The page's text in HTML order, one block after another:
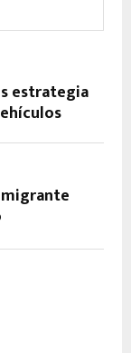
estrategia